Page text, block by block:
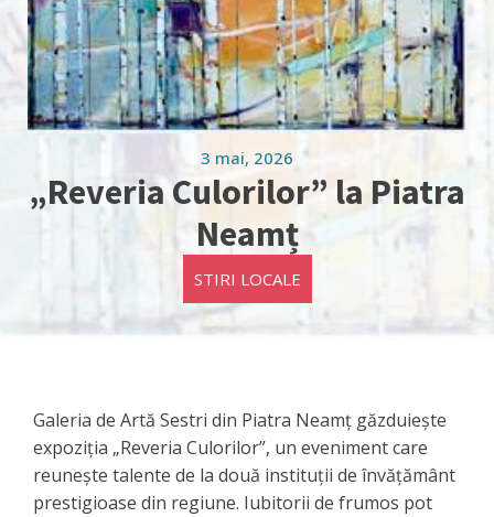
3 mai, 2026
„Reveria Culorilor” la Piatra
Neamț
STIRI LOCALE
Galeria de Artă Sestri din Piatra Neamț găzduiește
expoziția „Reveria Culorilor”, un eveniment care
reunește talente de la două instituții de învățământ
prestigioase din regiune. Iubitorii de frumos pot